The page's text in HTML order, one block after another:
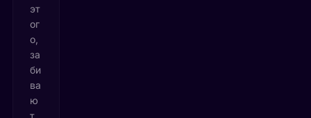
эт
ог
о,
за
би
ва
ю
т